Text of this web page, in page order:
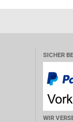
SICHER
WIR